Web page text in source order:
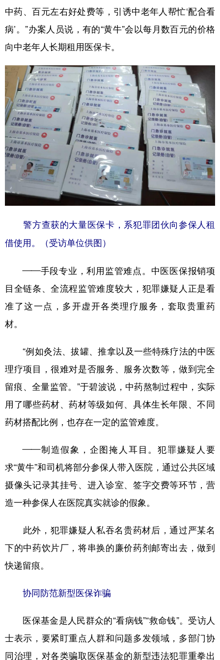
中药、百元左右好处费等，引诱中老年人帮忙‘配合看
病’。”办案人员说，有的“黄牛”会以每月数百元的价格
向中老年人长期租用医保卡。
警方查获的大量医保卡，系犯罪团伙向参保人租
借使用。（受访单位供图）
——手段专业，利用监管难点。中医医保报销项
目全链条、全流程监管难度较大，犯罪嫌疑人正是看
准了这一点，多开虚开各类理疗服务，套取贵重药
材。
“例如灸法、拔罐、推拿以及一些特殊疗法的中医
理疗项目，很难对是否服务、服务次数等，做到完全
留痕、全量监管。”于碧波说，中药熬制过程中，实际
用了哪些药材、药材等级如何、具体生长年限、不同
药材搭配比例，也存在一定的监管难度。
——制造假象，企图掩人耳目。犯罪嫌疑人要
求“黄牛”和司机将部分参保人带入医院，通过公共区域
摄像头记录其挂号、进入诊室、签字交费等环节，营
造一种参保人在医院真实就诊的假象。
此外，犯罪嫌疑人私吞名贵药材后，通过严某名
下的中药饮片厂，将串换的廉价药剂邮寄出去，做到
快递留痕。
协同防范新型医保诈骗
医保基金是人民群众的“看病钱”“救命钱”。受访人
士表示，要紧盯重点人群和问题多发领域，多部门协
同治理，对各类骗取医保基金的新型违法犯罪重拳出